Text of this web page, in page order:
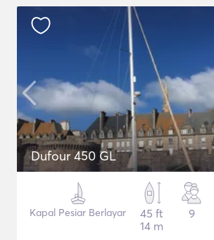
Dufour 450 GL
Kapal Pesiar Berlayar
45 ft
14 m
9